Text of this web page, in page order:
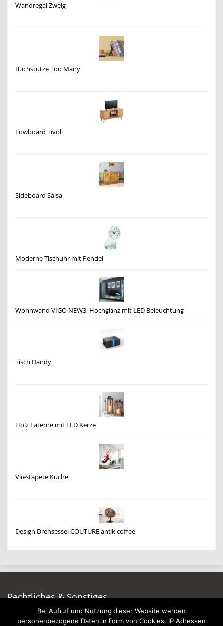
Wandregal Zweig
Buchstütze Too Many
Lowboard Tivoli
Sideboard Salsa
Moderne Tischuhr mit Pendel
Wohnwand VIGO NEW3, Hochglanz mit LED Beleuchtung
Tisch Dandy
Holz Laterne mit LED Kerze
Vliestapete Küche
Design Drehsessel COUTURE antik coffee
Rechtliches & Sonstiges
Auf dieser Seite werben
Bei Aufruf und Nutzung dieser Website werden
personenbezogene Daten in Form von Cookies, IP Adressen